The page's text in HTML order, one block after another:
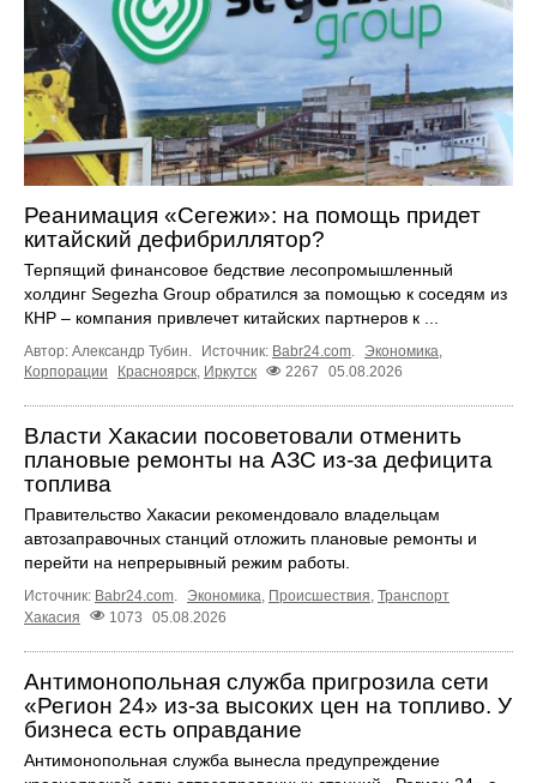
Реанимация «Сегежи»: на помощь придет
китайский дефибриллятор?
Терпящий финансовое бедствие лесопромышленный
холдинг Segezha Group обратился за помощью к соседям из
КНР – компания привлечет китайских партнеров к ...
Автор: Александр Тубин. Источник: Babr24.com. Экономика,
Корпорации
Красноярск, Иркутск 2267 05.08.2026
Власти Хакасии посоветовали отменить
плановые ремонты на АЗС из-за дефицита
топлива
Правительство Хакасии рекомендовало владельцам
автозаправочных станций отложить плановые ремонты и
перейти на непрерывный режим работы.
Источник: Babr24.com. Экономика, Происшествия, Транспорт
Хакасия
1073 05.08.2026
Антимонопольная служба пригрозила сети
«Регион 24» из-за высоких цен на топливо. У
бизнеса есть оправдание
Антимонопольная служба вынесла предупреждение